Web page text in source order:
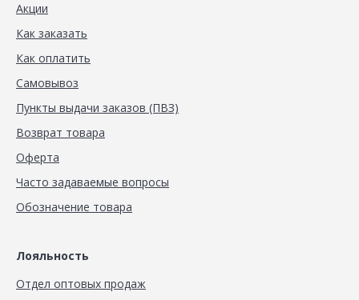
Акции
Как заказать
Как оплатить
Самовывоз
Пункты выдачи заказов (ПВЗ)
Возврат товара
Оферта
Часто задаваемые вопросы
Обозначение товара
Лояльность
Отдел оптовых продаж